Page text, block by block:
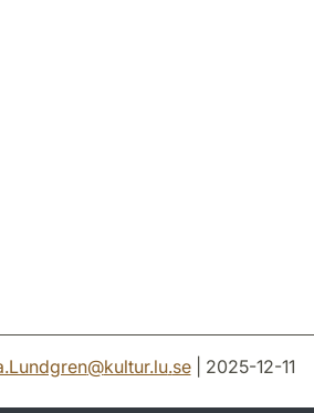
@kultur.lu.se| 2025-12-11